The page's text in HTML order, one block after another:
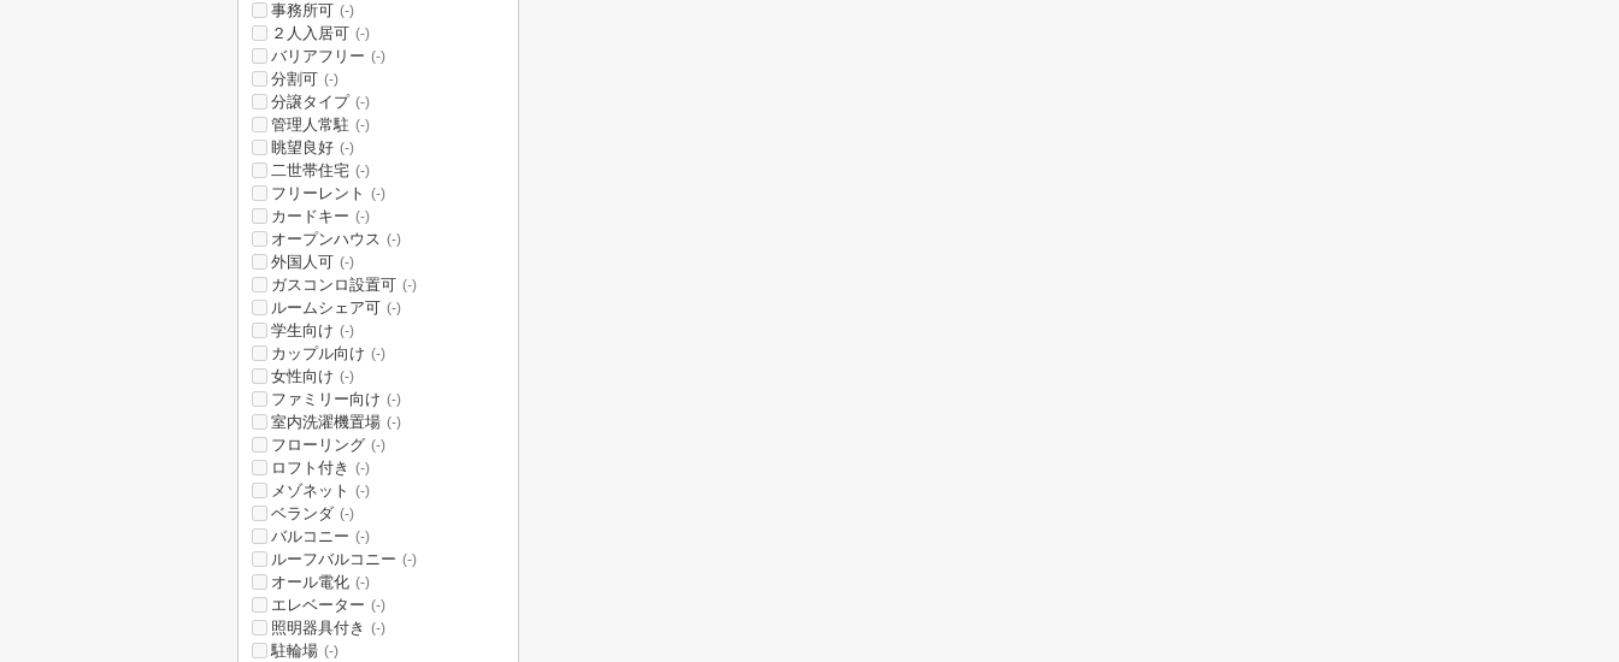
事務所可 (-)
２人入居可 (-)
バリアフリー (-)
分割可 (-)
分譲タイプ (-)
管理人常駐 (-)
眺望良好 (-)
二世帯住宅 (-)
フリーレント (-)
カードキー (-)
オープンハウス (-)
外国人可 (-)
ガスコンロ設置可 (-)
ルームシェア可 (-)
学生向け (-)
カップル向け (-)
女性向け (-)
ファミリー向け (-)
室内洗濯機置場 (-)
フローリング (-)
ロフト付き (-)
メゾネット (-)
ベランダ (-)
バルコニー (-)
ルーフバルコニー (-)
オール電化 (-)
エレベーター (-)
照明器具付き (-)
駐輪場 (-)